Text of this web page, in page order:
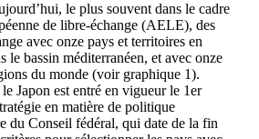
le plus souvent dans le cadre
de libre-échange (AELE), des
avec onze pays et territoires en
le bassin méditerranéen, et avec onze
du monde (voir graphique 1).
Japon est entré en vigueur le 1er
en matière de politique
du Conseil fédéral, qui date de la fin